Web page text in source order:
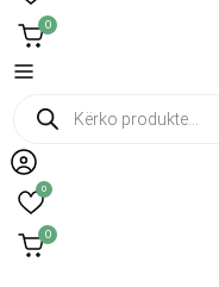
0
Products
search
0
0